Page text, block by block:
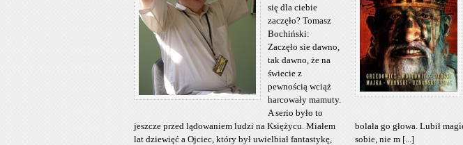
się dla ciebie
zaczęło? Tomasz
Bochiński:
Zaczęło sie dawno,
tak dawno, że na
świecie z
pewnością wciąż
harcowały mamuty.
A serio było to
jeszcze przed lądowaniem ludzi na Księżycu. Miałem
lat dziewięć a Ojciec, który był uwielbiał fantastykę,
bolała go głowa. Lubił
sobie, nie m [...]